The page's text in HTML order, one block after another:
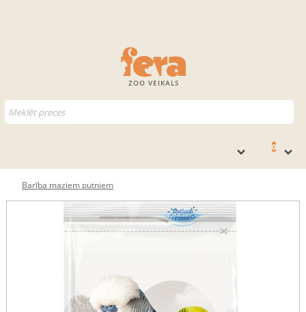
ZOO VEIKALS
0
Barība maziem putniem